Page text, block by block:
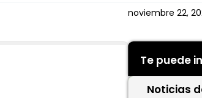
noviembre 22,
Te puede
Noticias